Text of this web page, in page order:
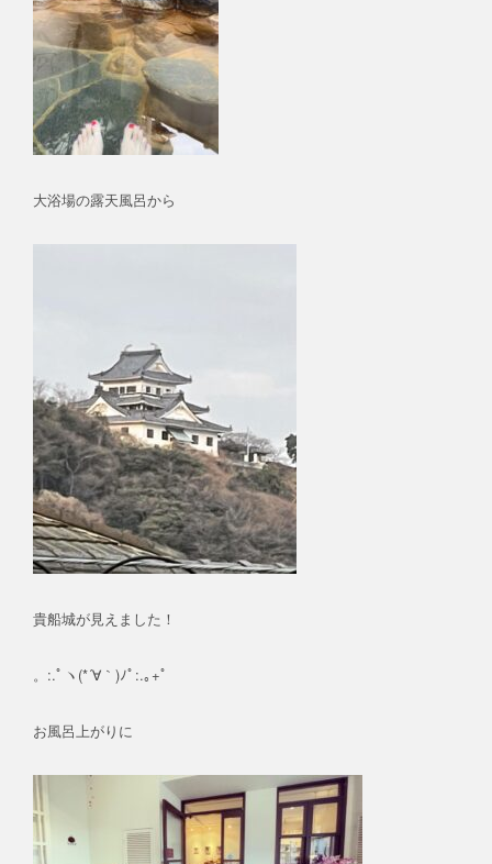
大浴場の露天風呂から
貴船城が見えました！
。:.ﾟヽ(*´∀｀)ﾉﾟ:.｡+ﾟ
お風呂上がりに